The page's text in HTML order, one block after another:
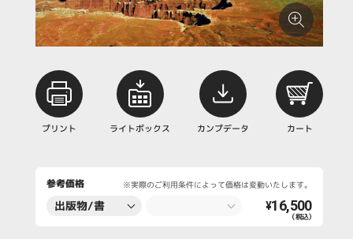
プリント ライトボックス カンプデータ カート
参考価格 ※実際のご利用条件によって価格は変動いたします。
出版物/書
¥16,500
（税込）